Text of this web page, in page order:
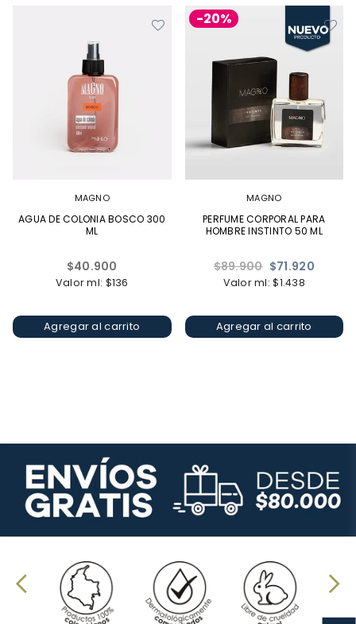
MAGNO
AGUA DE COLONIA BOSCO 300
ML
Precio
habitual
$40.900
Valor ml: $136
Agregar al carrito
-20%
MAGNO
PERFUME CORPORAL PARA
HOMBRE INSTINTO 50 ML
Precio
habitual
$89.900 $71.920
Valor ml: $1.438
Agregar al carrito